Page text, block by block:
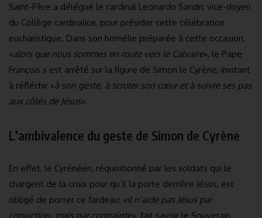
Saint-Père a délégué le cardinal Leonardo Sandri, vice-doyen
du Collège cardinalice, pour présider cette célébration
eucharistique. Dans son homélie préparée à cette occasion,
«alors que nous sommes en route vers le Calvaire», le Pape
François s’est arrêté sur la figure de Simon le Cyrène, invitant
à réfléchir «à son geste, à scruter son cœur et à suivre ses pas
aux côtés de Jésus».
L’ambivalence du geste de Simon de Cyrène
En effet, le Cyrénéen, réquisitionné par les soldats qui le
chargent de la croix pour qu’il la porte derrière Jésus, est
obligé de porter ce fardeau: «il n’aide pas Jésus par
conviction, mais par contrainte», fait savoir le Souverain